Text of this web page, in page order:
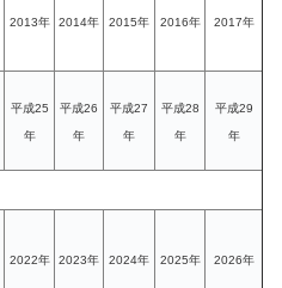
2013年 2014年 2015年 2016年 2017年
平成25
年
平成26
年
平成27
年
平成28
年
平成29
年
2022年 2023年 2024年 2025年 2026年